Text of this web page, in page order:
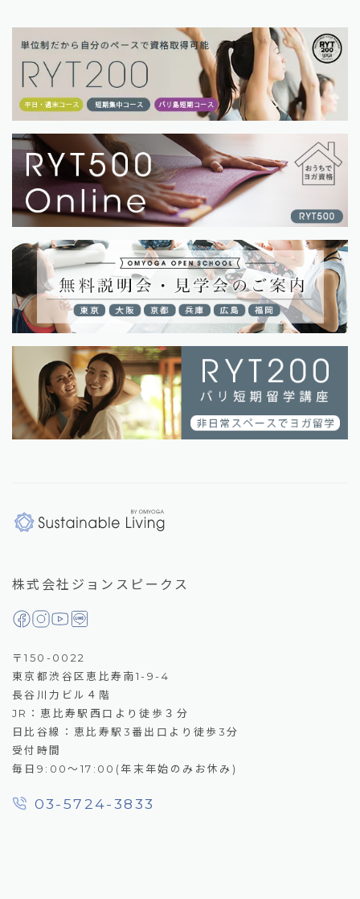
株式会社ジョンスピークス
〒150-0022
東京都渋谷区恵比寿南1-9-4
長谷川力ビル４階
JR：恵比寿駅西口より徒歩３分
日比谷線：恵比寿駅3番出口より徒歩3分
受付時間
毎日9:00～17:00(年末年始のみお休み)
03-5724-3833